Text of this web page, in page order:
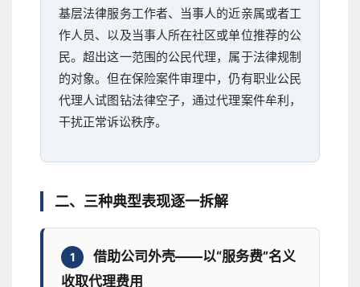
基层法律服务工作者、当事人的近亲属或者工
作人员、以及当事人所在社区或单位推荐的公
民。超出这一范围的公民代理，属于法律规制
的对象。但在保险案件审理中，仍有职业公民
代理人试图钻法律空子，通过代理案件牟利，
干扰正常诉讼秩序。
二、三种典型表现逐一拆解
1
借助公司外壳——以“服务费”名义
收取代理费用